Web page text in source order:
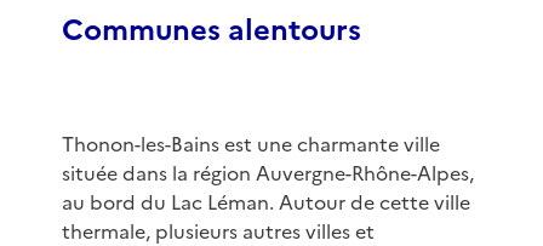
Communes alentours
Thonon-les-Bains est une charmante ville
située dans la région Auvergne-Rhône-Alpes,
au bord du Lac Léman. Autour de cette ville
thermale, plusieurs autres villes et